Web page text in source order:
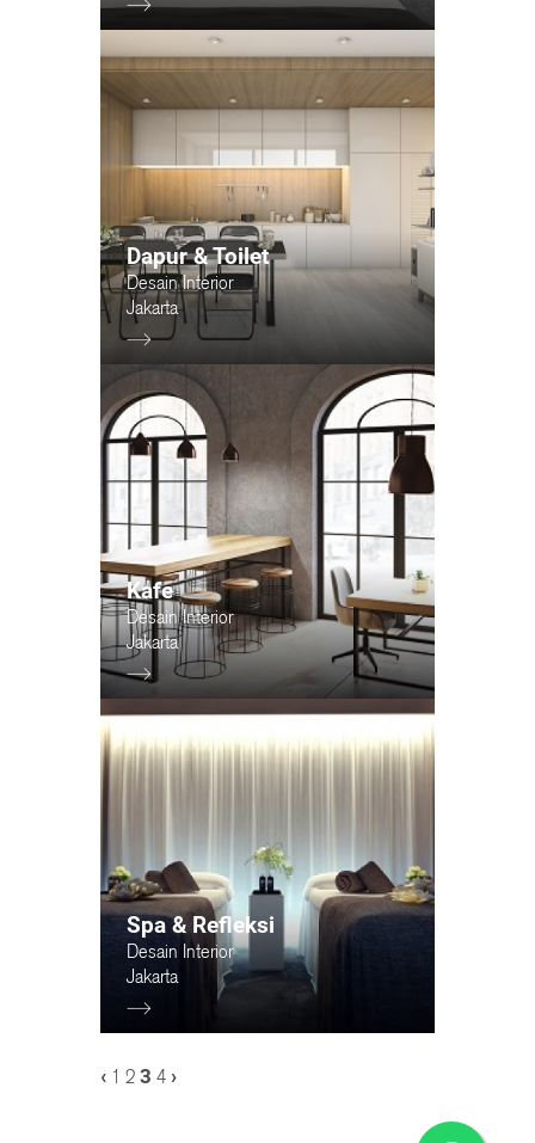
Dapur & Toilet
Desain Interior
Jakarta
Kafe
Desain Interior
Jakarta
Spa & Refleksi
Desain Interior
Jakarta
‹ 1 2 3 4 ›